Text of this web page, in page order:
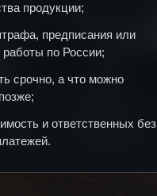
продукции;
предписания или
работы по России;
срочно, а что можно
и ответственных без